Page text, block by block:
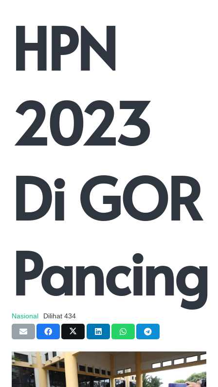
HPN
2023
Di GOR
Pancing
Nasional Dilihat 434